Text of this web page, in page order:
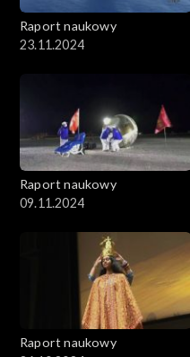
Raport naukowy
23.11.2024
Raport naukowy
09.11.2024
Raport naukowy